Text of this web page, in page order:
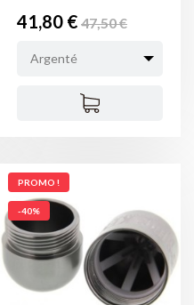
Prix
41,80 €Prix
47,50 €
Argenté
PROMO !
-40%